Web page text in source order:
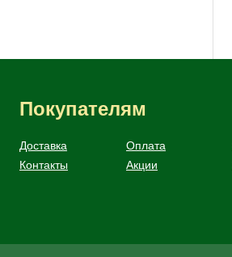
Покупателям
Доставка
Оплата
Контакты
Акции